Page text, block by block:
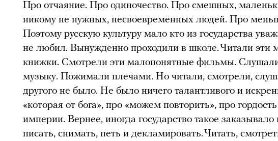
Про отчаяние. Про одиночество. Про смешных,
никому не нужных, несвоевременных людей. Про
Поэтому русскую культуру мало кто из государства
не любил. Вынужденно проходили в школе. Читали эти
книжки. Смотрели эти малопонятные фильмы.
музыку. Пожимали плечами. Но читали, смотрели,
другого не было. Не было ничего талантливого и
«которая от бога», про «можем повторить», про
империи. Вернее, иногда государство такое заказывало
писать, снимать, петь и декламировать. Читать,